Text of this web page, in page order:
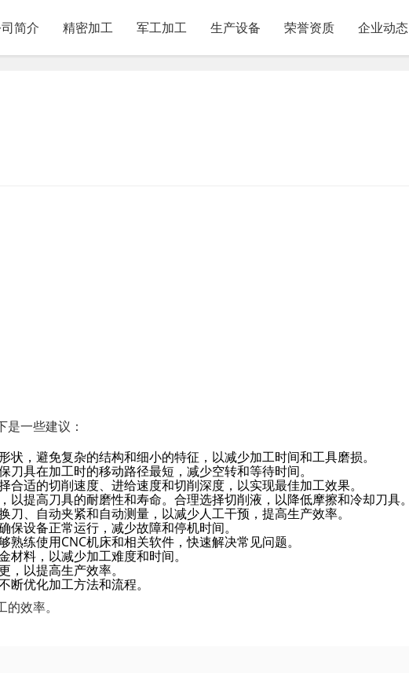
简介 精密加工 军工加工 生产设备 荣誉资质 企业动态
一些建议：
状，避免复杂的结构和细小的特征，以减少加工时间和工具磨损。
具在加工时的移动路径最短，减少空转和等待时间。
合适的切削速度、进给速度和切削深度，以实现最佳加工效果。
以提高刀具的耐磨性和寿命。合理选择切削液，以降低摩擦和冷却刀具。
刀、自动夹紧和自动测量，以减少人工干预，提高生产效率。
保设备正常运行，减少故障和停机时间。
练使用CNC机床和相关软件，快速解决常见问题。
料，以减少加工难度和时间。
，以提高生产效率。
优化加工方法和流程。
效率。